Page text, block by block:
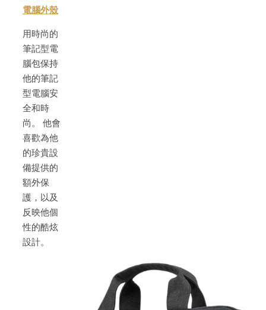
電腦外殼
用時尚的
筆記型電
腦包保持
他的筆記
型電腦安
全和時
尚。 他會
喜歡為他
的珍貴設
備提供的
額外保
護，以及
反映他個
性的酷炫
設計。